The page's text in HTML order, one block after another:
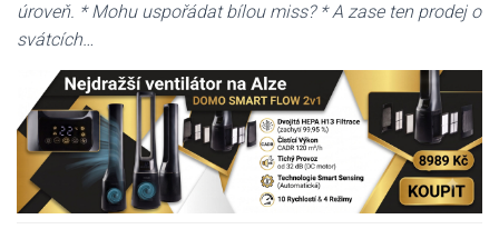
úroveň. * Mohu uspořádat bílou miss? * A zase ten prodej o
svátcích…